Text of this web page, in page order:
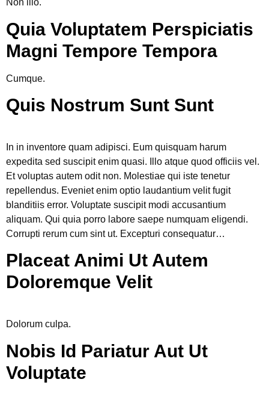
Non illo.
Quia Voluptatem Perspiciatis
Magni Tempore Tempora
Cumque.
Quis Nostrum Sunt Sunt
In in inventore quam adipisci. Eum quisquam harum
expedita sed suscipit enim quasi. Illo atque quod officiis vel.
Et voluptas autem odit non. Molestiae qui iste tenetur
repellendus. Eveniet enim optio laudantium velit fugit
blanditiis error. Voluptate suscipit modi accusantium
aliquam. Qui quia porro labore saepe numquam eligendi.
Corrupti rerum cum sint ut. Excepturi consequatur…
Placeat Animi Ut Autem
Doloremque Velit
Dolorum culpa.
Nobis Id Pariatur Aut Ut
Voluptate